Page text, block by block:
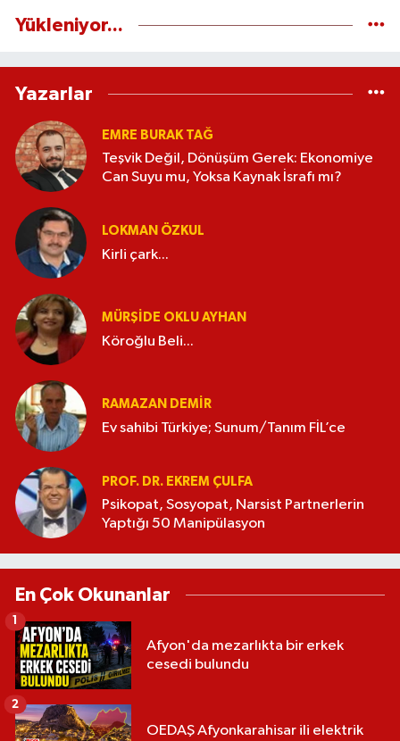
Yükleniyor...
Yazarlar
EMRE BURAK TAĞ
Teşvik Değil, Dönüşüm Gerek: Ekonomiye
Can Suyu mu, Yoksa Kaynak İsrafı mı?
LOKMAN ÖZKUL
Kirli çark...
MÜRŞIDE OKLU AYHAN
Köroğlu Beli...
RAMAZAN DEMİR
Ev sahibi Türkiye; Sunum/Tanım FİL’ce
PROF. DR. EKREM ÇULFA
Psikopat, Sosyopat, Narsist Partnerlerin
Yaptığı 50 Manipülasyon
En Çok Okunanlar
Afyon'da mezarlıkta bir erkek
cesedi bulundu
1
OEDAŞ Afyonkarahisar ili elektrik
2